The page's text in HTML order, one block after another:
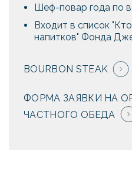
Шеф-повар года по
Входит в список
напитков" Фонда
BOURBON STEAK
ФОРМА ЗАЯВКИ НА
ЧАСТНОГО ОБЕДА